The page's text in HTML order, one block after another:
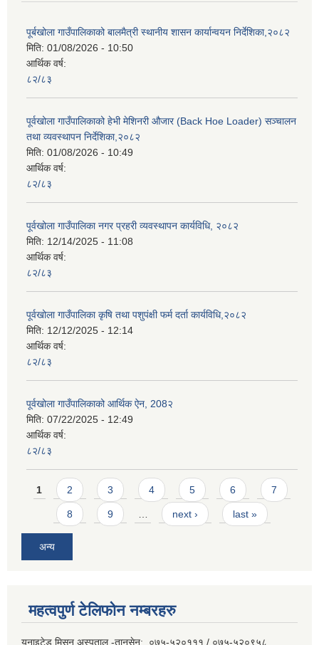
पूर्बखोला गाउँपालिकाको बालमैत्री स्थानीय शासन कार्यान्वयन निर्देशिका,२०८२
मिति: 01/08/2026 - 10:50
आर्थिक वर्ष:
८२/८३
पूर्वखोला गाउँपालिकाको हेभी मेशिनरी औजार (Back Hoe Loader) सञ्चालन
तथा व्यवस्थापन निर्देशिका,२०८२
मिति: 01/08/2026 - 10:49
आर्थिक वर्ष:
८२/८३
पूर्वखोला गाउँपालिका नगर प्रहरी व्यवस्थापन कार्यविधि, २०८२
मिति: 12/14/2025 - 11:08
आर्थिक वर्ष:
८२/८३
पूर्वखोला गाउँपालिका कृषि तथा पशुपंक्षी फर्म दर्ता कार्यविधि,२०८२
मिति: 12/12/2025 - 12:14
आर्थिक वर्ष:
८२/८३
पूर्वखोला गाउँपालिकाको आर्थिक ऐन, 208२
मिति: 07/22/2025 - 12:49
आर्थिक वर्ष:
८२/८३
Pages
1 2 3 4 5 6 7
8 9 next › last »
अन्य
महत्वपुर्ण टेलिफोन नम्बरहरु
युनाइटेड मिसन अस्पताल -तानसेन: ०७५-५२०१११ / ०७५-५२०९५८